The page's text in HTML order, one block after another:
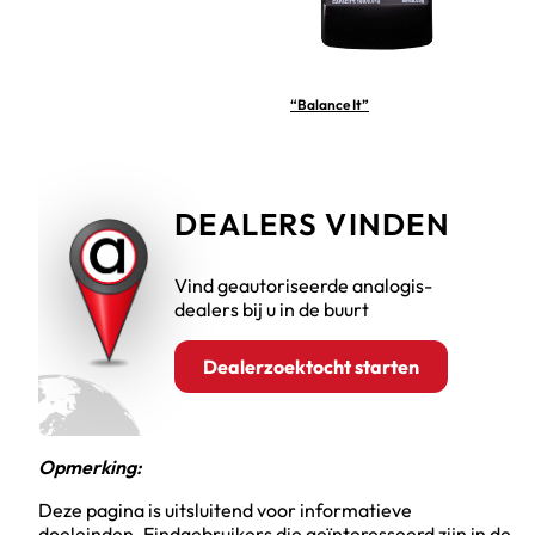
“Balance It”
DEALERS VINDEN
Vind geautoriseerde analogis-
dealers bij u in de buurt
Dealerzoektocht starten
Opmerking:
Deze pagina is uitsluitend voor informatieve